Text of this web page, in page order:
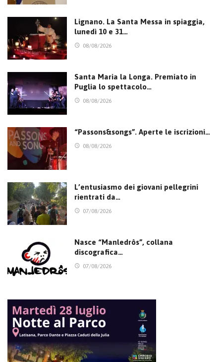
Lignano. La Santa Messa in spiaggia,
lunedì 10 e 31…
08/08/2026
Santa Maria la Longa. Premiato in
Puglia lo spettacolo…
08/08/2026
“Passons&songs”. Aperte le iscrizioni…
08/08/2026
L’entusiasmo dei giovani pellegrini
rientrati da…
07/08/2026
Nasce “Manledrôs”, collana
discografica…
07/08/2026